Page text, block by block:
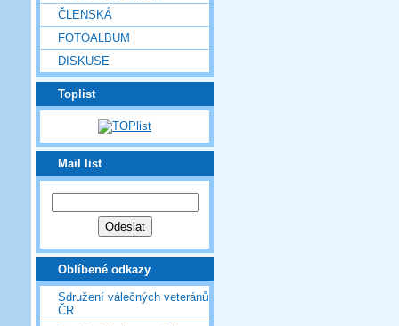
ČLENSKÁ
FOTOALBUM
DISKUSE
Toplist
Mail list
Oblíbené odkazy
Sdružení válečných veteránů
ČR